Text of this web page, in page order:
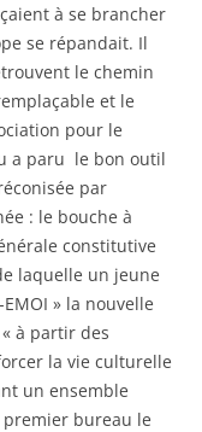
à se brancher
se répandait. Il
le chemin
et le
pour le
a paru le bon outil
par
: le bouche à
constitutive
laquelle un jeune
» la nouvelle
à partir des
la vie culturelle
un ensemble
premier bureau le